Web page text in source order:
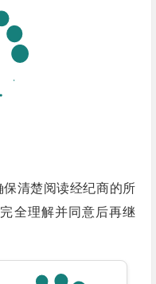
清楚阅读经纪商的所
全理解并同意后再继